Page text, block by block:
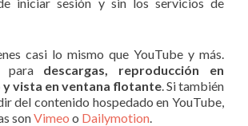
casi lo mismo que YouTube y más.
para descargas, reproducción en
y vista en ventana flotante. Si también
del contenido hospedado en YouTube,
sonVimeo o Dailymotion.